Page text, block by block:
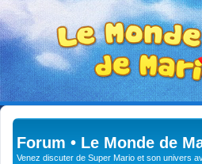
Forum • Le Monde de
Venez discuter de Super Mario et son univers